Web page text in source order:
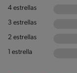
4 estrellas
3 estrellas
2 estrellas
1 estrella